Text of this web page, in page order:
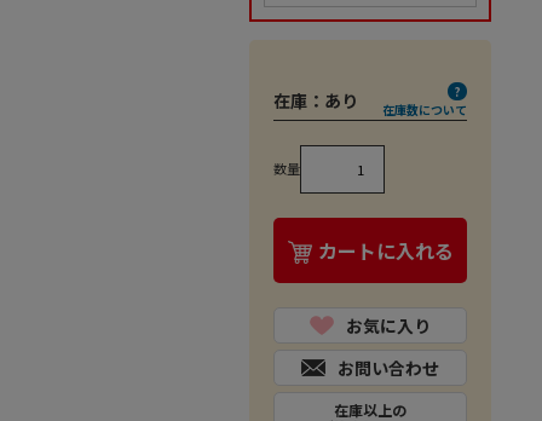
在庫： あり 在庫数について
数量
カートに入れる
お気に入り
お問い合わせ
在庫以上の